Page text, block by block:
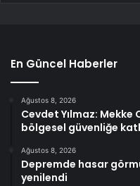
En Güncel Haberler
Ağustos 8, 2026
Cevdet Yılmaz: Mekke
bölgesel güvenliğe
Ağustos 8, 2026
Depremde hasar
yenilendi